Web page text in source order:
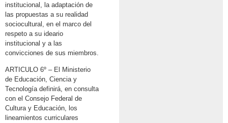
institucional, la adaptación de
las propuestas a su realidad
sociocultural, en el marco del
respeto a su ideario
institucional y a las
convicciones de sus miembros.
ARTICULO 6º – El Ministerio
de Educación, Ciencia y
Tecnología definirá, en consulta
con el Consejo Federal de
Cultura y Educación, los
lineamientos curriculares